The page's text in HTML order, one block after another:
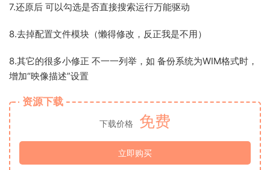
7.还原后 可以勾选是否直接搜索运行万能驱动
8.去掉配置文件模块（懒得修改，反正我是不用）
8.其它的很多小修正 不一一列举，如 备份系统为WIM格式时，
增加“映像描述”设置
资源下载
下载价格 免费
立即购买